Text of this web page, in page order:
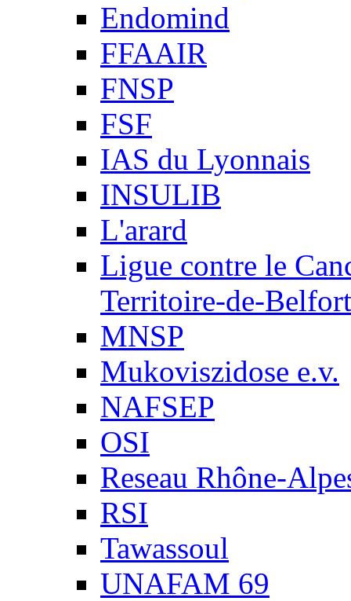
Endomind
FFAAIR
FNSP
FSF
IAS du Lyonnais
INSULIB
L'arard
Ligue contre le
Territoire-de-Belfort
MNSP
Mukoviszidose e.v.
NAFSEP
OSI
Reseau Rhône-
RSI
Tawassoul
UNAFAM 69